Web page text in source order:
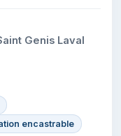
Genis Laval
encastrable